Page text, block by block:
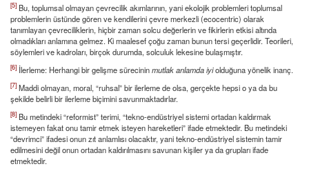
[5] Bu, toplumsal olmayan çevrecilik akımlarının, yani ekolojik problemleri toplumsal
problemlerin üstünde gören ve kendilerini çevre merkezli (ecocentric) olarak
tanımlayan çevreciliklerin, hiçbir zaman solcu değerlerin ve fikirlerin etkisi altında
olmadıkları anlamına gelmez. Ki maalesef çoğu zaman bunun tersi geçerlidir. Teorileri,
söylemleri ve kadroları, birçok durumda, solculuk lekesine bulaşmıştır.
[6] İlerleme: Herhangi bir gelişme sürecininmutlak anlamda iyiolduğuna yönelik inanç.
[7] Maddi olmayan, moral, “ruhsal” bir ilerleme de olsa, gerçekte hepsi o ya da bu
şekilde belirli bir ilerleme biçimini savunmaktadırlar.
[8] Bu metindeki “reformist” terimi, “tekno-endüstriyel sistemi ortadan kaldırmak
istemeyen fakat onu tamir etmek isteyen hareketleri” ifade etmektedir. Bu metindeki
“devrimci” ifadesi onun zıt anlamlısı olacaktır, yani tekno-endüstriyel sistemin tamir
edilmesini değil onun ortadan kaldırılmasını savunan kişiler ya da grupları ifade
etmektedir.